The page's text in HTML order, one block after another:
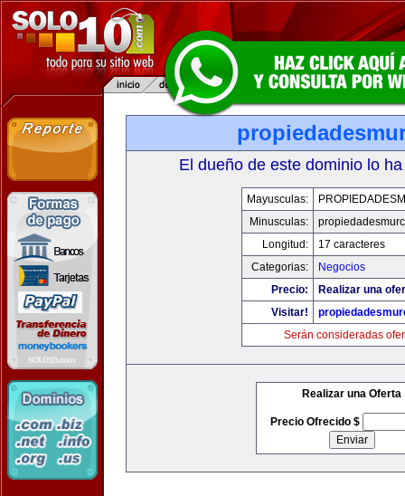
El dueño de este dominio lo
Mayusculas:
Minusculas:
Longitud:
17 caracteres
Categorias:
Negocios
Precio:
Realizar una
Visitar!
Serán consideradas
Realizar una Oferta
Precio Ofrecido $